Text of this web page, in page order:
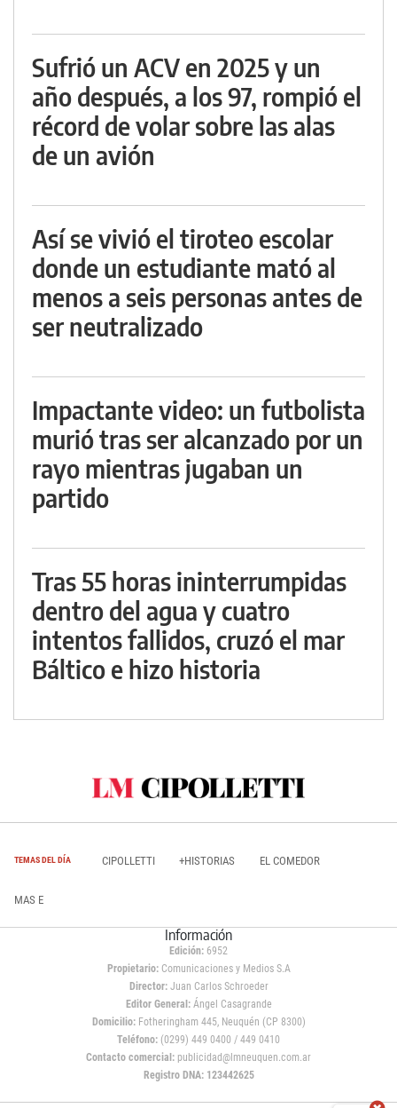
Sufrió un ACV en 2025 y un
año después, a los 97, rompió el
récord de volar sobre las alas
de un avión
Así se vivió el tiroteo escolar
donde un estudiante mató al
menos a seis personas antes de
ser neutralizado
Impactante video: un futbolista
murió tras ser alcanzado por un
rayo mientras jugaban un
partido
Tras 55 horas ininterrumpidas
dentro del agua y cuatro
intentos fallidos, cruzó el mar
Báltico e hizo historia
TEMAS DEL DÍA CIPOLLETTI +HISTORIAS EL COMEDOR
MAS E
Información
Edición: 6952
Propietario:Comunicaciones y Medios S.A
Director: Juan Carlos Schroeder
Editor General:Ángel Casagrande
Domicilio:Fotheringham 445, Neuquén (CP 8300)
Teléfono: (0299) 449 0400 / 449 0410
Contacto comercial: publicidad@lmneuquen.com.ar
Registro DNA: 123442625